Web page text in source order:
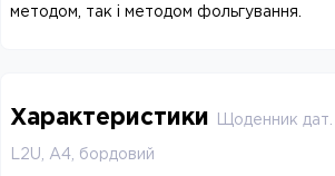
методом, так і методом фольгування.
Характеристики Щоденник
L2U, A4, бордовий